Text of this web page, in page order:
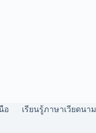
อ เรียนรู้ภาษาเวียดนาม